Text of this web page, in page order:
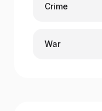
Crime
War